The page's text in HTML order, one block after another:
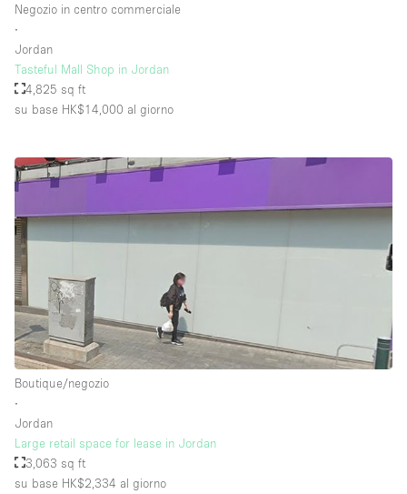
Negozio in centro commerciale
∙
Jordan
Tasteful Mall Shop in Jordan
4,825 sq ft
su base HK$14,000 al giorno
Boutique/negozio
∙
Jordan
Large retail space for lease in Jordan
3,063 sq ft
su base HK$2,334 al giorno